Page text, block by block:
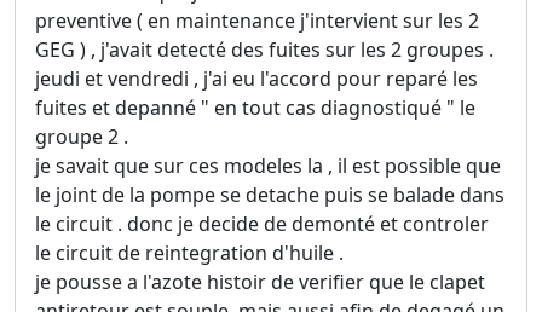
preventive ( en maintenance j'intervient sur les 2
GEG ) , j'avait detecté des fuites sur les 2 groupes .
jeudi et vendredi , j'ai eu l'accord pour reparé les
fuites et depanné " en tout cas diagnostiqué " le
groupe 2 .
je savait que sur ces modeles la , il est possible que
le joint de la pompe se detache puis se balade dans
le circuit . donc je decide de demonté et controler
le circuit de reintegration d'huile .
je pousse a l'azote histoir de verifier que le clapet